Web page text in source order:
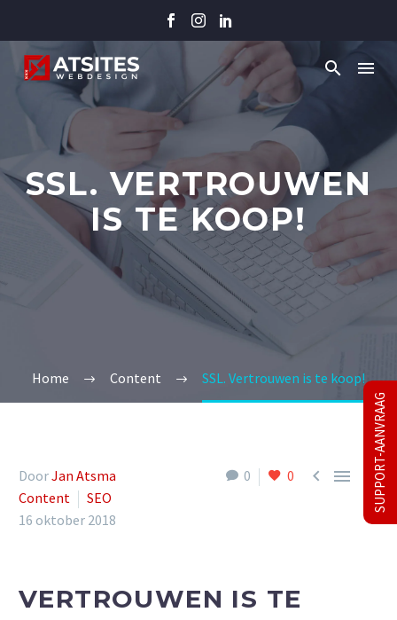
SSL. VERTROUWEN
IS TE KOOP!
Home Content SSL. Vertrouwen is te koop!
0 0   
DoorJan Atsma
Content
SEO
16 oktober 2018
VERTROUWEN IS TE
SUPPORT-AANVRAAG